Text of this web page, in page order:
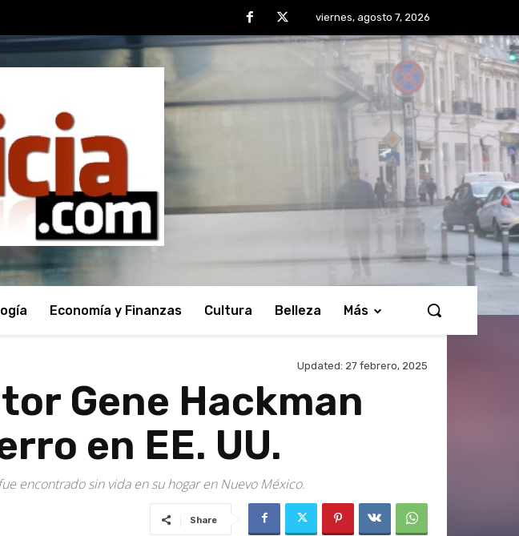
viernes, agosto 7, 2026
Economía y Finanzas Cultura Belleza Más
Updated: 27 febrero, 2025
Gene Hackman
en EE. UU.
encontrado sin vida en su hogar en Nuevo México.
Share